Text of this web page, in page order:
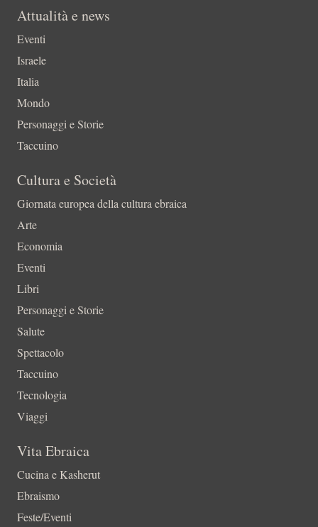
Attualità e news
Eventi
Israele
Italia
Mondo
Personaggi e Storie
Taccuino
Cultura e Società
Giornata europea della cultura ebraica
Arte
Economia
Eventi
Libri
Personaggi e Storie
Salute
Spettacolo
Taccuino
Tecnologia
Viaggi
Vita Ebraica
Cucina e Kasherut
Ebraismo
Feste/Eventi